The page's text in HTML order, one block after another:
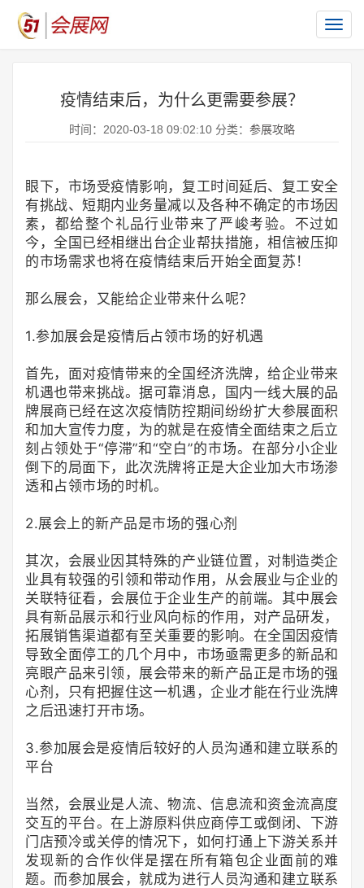
切
疫情结束后，为什么更需要参展？
时间：2020-03-18 09:02:10 分类： 参展攻略
眼下，市场受疫情影响，复工时间延后、复工安全
有挑战、短期内业务量减以及各种不确定的市场因
素，都给整个礼品行业带来了严峻考验。不过如
今，全国已经相继出台企业帮扶措施，相信被压抑
的市场需求也将在疫情结束后开始全面复苏！
那么展会，又能给企业带来什么呢？
1.参加展会是疫情后占领市场的好机遇
首先，面对疫情带来的全国经济洗牌，给企业带来
机遇也带来挑战。据可靠消息，国内一线大展的品
牌展商已经在这次疫情防控期间纷纷扩大参展面积
和加大宣传力度，为的就是在疫情全面结束之后立
刻占领处于“停滞”和“空白”的市场。在部分小企业
倒下的局面下，此次洗牌将正是大企业加大市场渗
透和占领市场的时机。
2.展会上的新产品是市场的强心剂
其次，会展业因其特殊的产业链位置，对制造类企
业具有较强的引领和带动作用，从会展业与企业的
关联特征看，会展位于企业生产的前端。其中展会
具有新品展示和行业风向标的作用，对产品研发，
拓展销售渠道都有至关重要的影响。在全国因疫情
导致全面停工的几个月中，市场亟需更多的新品和
亮眼产品来引领，展会带来的新产品正是市场的强
心剂，只有把握住这一机遇，企业才能在行业洗牌
之后迅速打开市场。
3.参加展会是疫情后较好的人员沟通和建立联系的
平台
当然，会展业是人流、物流、信息流和资金流高度
交互的平台。在上游原料供应商停工或倒闭、下游
门店预冷或关停的情况下，如何打通上下游关系并
发现新的合作伙伴是摆在所有箱包企业面前的难
题。而参加展会，就成为进行人员沟通和建立联系